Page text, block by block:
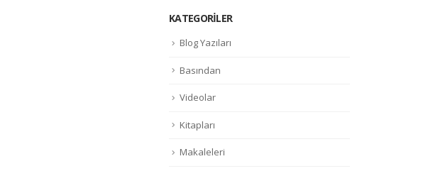
KATEGORILER
Blog Yazıları
Basından
Videolar
Kitapları
Makaleleri